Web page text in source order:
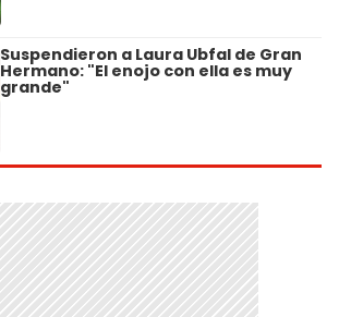
Suspendieron a Laura Ubfal de Gran
Hermano: "El enojo con ella es muy
grande"